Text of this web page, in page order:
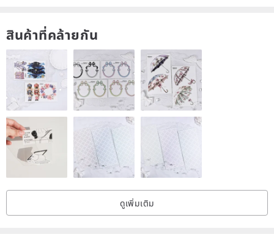
>>Shop the entire collection ⬇️
www.pinkoi.com/store/litrejapan
Arigatou! ありがとう!
สินค้าที่คล้ายกัน
ดูเพิ่มเติม